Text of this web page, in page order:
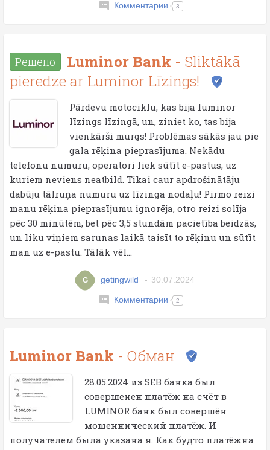
Комментарии 3
Решено Luminor Bank - Sliktākā
pieredze ar Luminor Līzings!
Pārdevu motociklu, kas bija luminor
līzings līzingā, un, ziniet ko, tas bija
vienkārši murgs! Problēmas sākās jau pie
gala rēķina pieprasījuma. Nekādu
telefonu numuru, operatori liek sūtīt e-pastus, uz
kuriem neviens neatbild. Tikai caur apdrošinātāju
dabūju tālruņa numuru uz līzinga nodaļu! Pirmo reizi
manu rēķina pieprasījumu ignorēja, otro reizi solīja
pēc 30 minūtēm, bet pēc 3,5 stundām pacietība beidzās,
un liku viņiem sarunas laikā taisīt to rēķinu un sūtīt
man uz e-pastu. Tālāk vēl...
G getingwild 30.07.2024
Комментарии 2
Luminor Bank - Обман
28.05.2024 из SEB банка был
совершенен платёж на счёт в
LUMINOR банк был совершён
мошеннический платёж. И
получателем была указана я. Как будто платёжна